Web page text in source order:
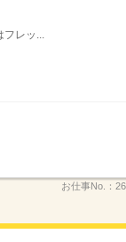
フレッ...
お仕事No.：